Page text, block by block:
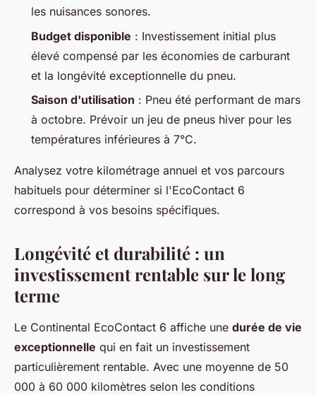
les nuisances sonores.
Budget disponible : Investissement initial plus
élevé compensé par les économies de carburant
et la longévité exceptionnelle du pneu.
Saison d'utilisation : Pneu été performant de mars
à octobre. Prévoir un jeu de pneus hiver pour les
températures inférieures à 7°C.
Analysez votre kilométrage annuel et vos parcours
habituels pour déterminer si l'EcoContact 6
correspond à vos besoins spécifiques.
Longévité et durabilité : un
investissement rentable sur le long
terme
Le Continental EcoContact 6 affiche une durée de vie
exceptionnelle qui en fait un investissement
particulièrement rentable. Avec une moyenne de 50
000 à 60 000 kilomètres selon les conditions